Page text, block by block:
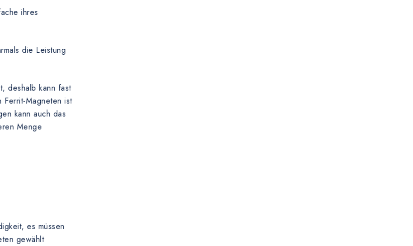
ihres
die Leistung
deshalb kann fast
Magneten ist
kann auch das
Menge
es müssen
gewählt